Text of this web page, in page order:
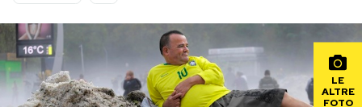
Economia
Mondiali calcio 2026
PODCAST
LE
ALTRE
FOTO